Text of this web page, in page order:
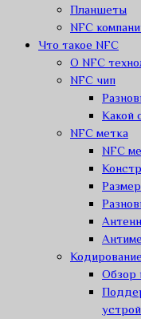
Планшеты
NFC
Что такое NFC
О NFC
NFC чип
Какой
NFC метка
NFC
Обзор